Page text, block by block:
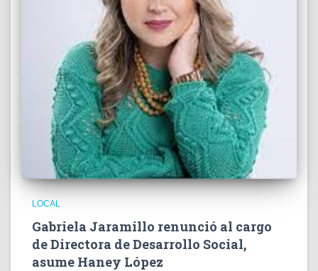
LOCAL
Gabriela Jaramillo renunció al cargo
de Directora de Desarrollo Social,
asume Haney López